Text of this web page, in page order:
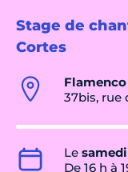
Stage de
Cortes
37bis, rue
Le
De 16 h à